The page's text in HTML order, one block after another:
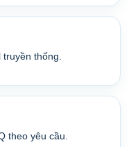
thống.
theo yêu cầu.